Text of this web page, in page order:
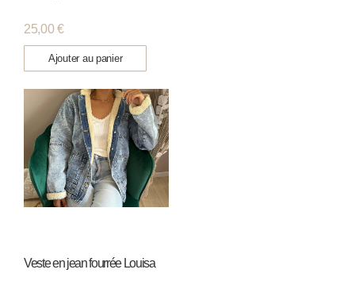
25,00€
Ajouter au panier
Veste en jean fourrée Louisa